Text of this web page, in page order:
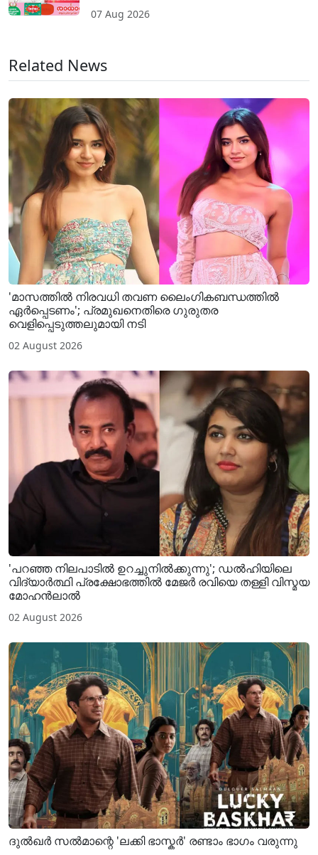
07 Aug 2026
Related News
'മാസത്തിൽ നിരവധി തവണ ലൈം​ഗികബന്ധത്തിൽ
ഏർപ്പെടണം'; പ്രമുഖനെതിരെ ​ഗുരുതര
വെളിപ്പെടുത്തലുമായി നടി
02 August 2026
'പറഞ്ഞ നിലപാടിൽ ഉറച്ചുനിൽക്കുന്നു'; ഡൽഹിയിലെ
വിദ്യാർത്ഥി പ്രക്ഷോഭത്തിൽ മേജർ രവിയെ തള്ളി വിസ്മയ
മോഹൻലാൽ
02 August 2026
ദുൽഖർ സൽമാന്റെ 'ലക്കി ഭാസ്കർ' രണ്ടാം ഭാഗം വരുന്നു